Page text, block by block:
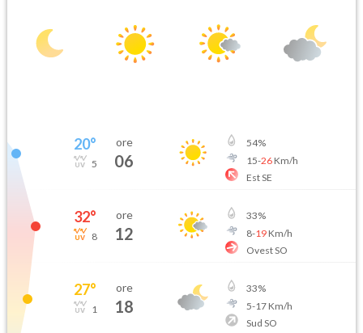
20°
5
ore
06
54%
15-26Km/h
Est SE
32°
8
ore
12
33%
8-19Km/h
Ovest SO
27°
1
ore
18
33%
5-17Km/h
Sud SO